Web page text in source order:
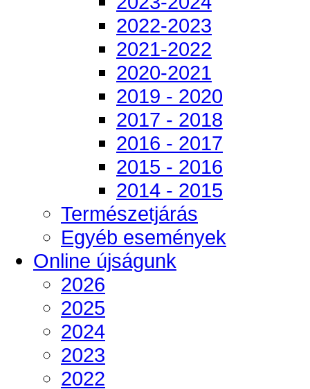
2022-2023
2021-2022
2020-2021
2019 - 2020
2017 - 2018
2016 - 2017
2015 - 2016
2014 - 2015
Természetjárás
Egyéb események
Online újságunk
2026
2025
2024
2023
2022